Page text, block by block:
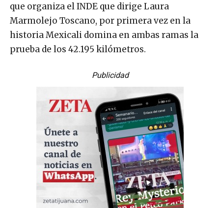
que organiza el INDE que dirige Laura
Marmolejo Toscano, por primera vez en la
historia Mexicali domina en ambas ramas la
prueba de los 42.195 kilómetros.
Publicidad